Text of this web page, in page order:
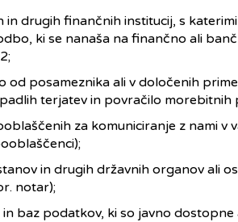
in drugih finančnih institucij, s
ki se nanaša na finančno ali
od posameznika ali v določenih
terjatev in povračilo morebitnih
za komuniciranje z nami v
in drugih državnih organov ali
notar);
in baz podatkov, ki so javno